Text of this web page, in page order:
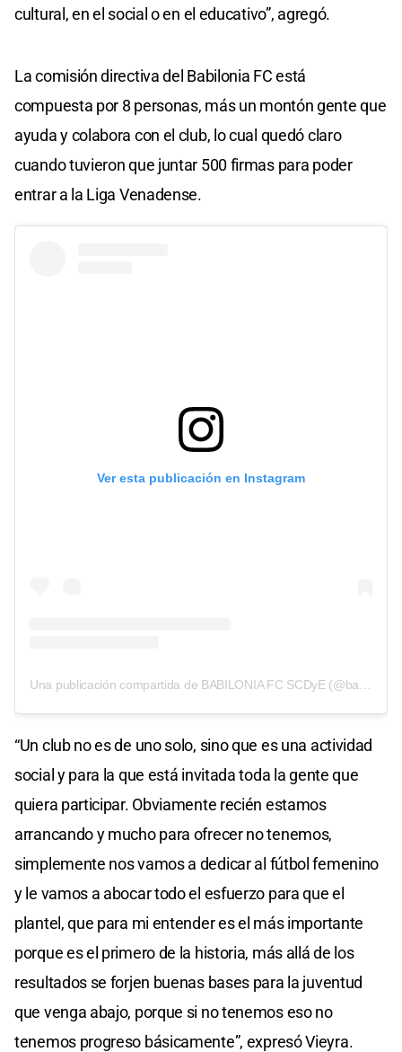
cultural, en el social o en el educativo”, agregó.
La comisión directiva del Babilonia FC está
compuesta por 8 personas, más un montón gente que
ayuda y colabora con el club, lo cual quedó claro
cuando tuvieron que juntar 500 firmas para poder
entrar a la Liga Venadense.
Ver esta publicación en Instagram
“Un club no es de uno solo, sino que es una actividad
social y para la que está invitada toda la gente que
quiera participar. Obviamente recién estamos
arrancando y mucho para ofrecer no tenemos,
simplemente nos vamos a dedicar al fútbol femenino
y le vamos a abocar todo el esfuerzo para que el
plantel, que para mi entender es el más importante
porque es el primero de la historia, más allá de los
resultados se forjen buenas bases para la juventud
que venga abajo, porque si no tenemos eso no
tenemos progreso básicamente”, expresó Vieyra.